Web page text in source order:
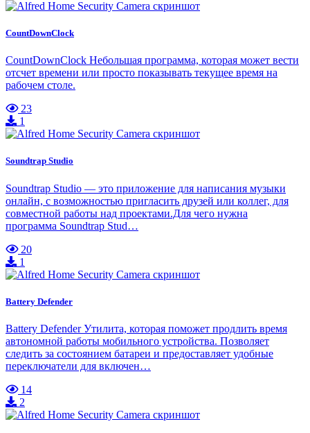
CountDownClock
CountDownClock Небольшая программа, которая может вести
отсчет времени или просто показывать текущее время на
рабочем столе.
23
1
Soundtrap Studio
Soundtrap Studio — это приложение для написания музыки
онлайн, с возможностью пригласить друзей или коллег, для
совместной работы над проектами.Для чего нужна
программа Soundtrap Stud…
20
1
Battery Defender
Battery Defender Утилита, которая поможет продлить время
автономной работы мобильного устройства. Позволяет
следить за состоянием батареи и предоставляет удобные
переключатели для включен…
14
2